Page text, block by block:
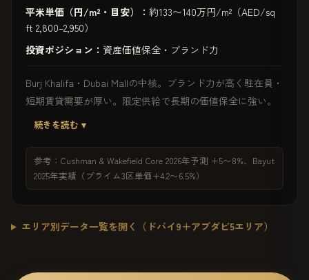
平米単価（円/m²・目安）： 約133〜140万円/m²（AED/sq
ft 2,800–2,950）
投資ポジション： 資産価値保全・ブランド力
Burj Khalifa・Dubai Mallの中核。ブランド力が高く駐在員・
短期賃貸需要が厚い。限定供給で長期の価値保全に強い。
続きを読む ▾
参考：Cushman & Wakefield Core 2026年予測 +5〜8%、Bayut
2025年実績（プライム3区単価+4.2〜6.5%）
エリア別データ一覧を開く（ドバイ9＋アブダビ5エリア）